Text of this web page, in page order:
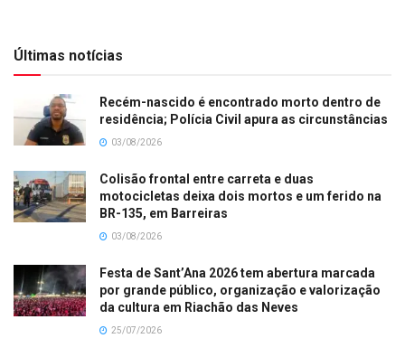
Últimas notícias
Recém-nascido é encontrado morto dentro de
residência; Polícia Civil apura as circunstâncias
03/08/2026
Colisão frontal entre carreta e duas
motocicletas deixa dois mortos e um ferido na
BR-135, em Barreiras
03/08/2026
Festa de Sant’Ana 2026 tem abertura marcada
por grande público, organização e valorização
da cultura em Riachão das Neves
25/07/2026